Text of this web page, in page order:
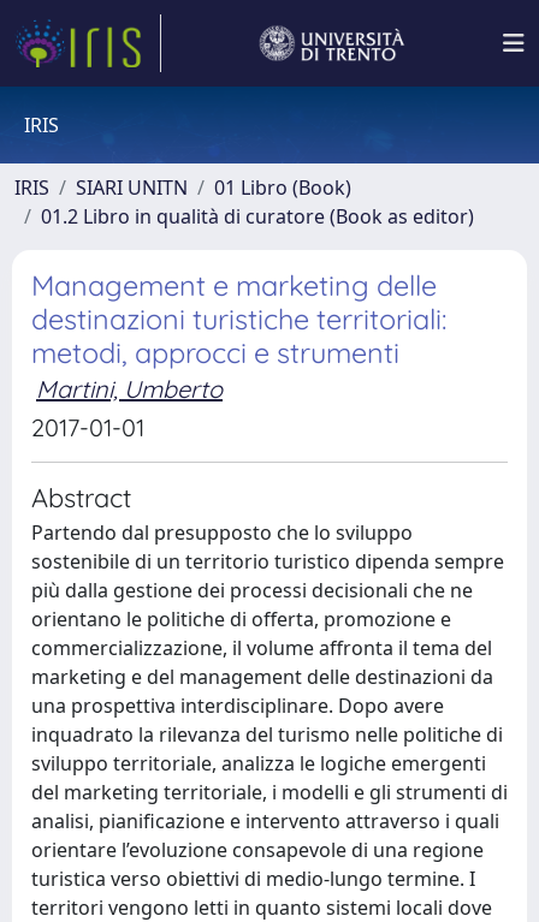
IRIS
IRIS SIARI UNITN
01 Libro (Book)
01.2 Libro in qualità di curatore (Book as editor)
Management e marketing delle
destinazioni turistiche territoriali:
metodi, approcci e strumenti
Martini, Umberto
2017-01-01
Abstract
Partendo dal presupposto che lo sviluppo
sostenibile di un territorio turistico dipenda sempre
più dalla gestione dei processi decisionali che ne
orientano le politiche di offerta, promozione e
commercializzazione, il volume affronta il tema del
marketing e del management delle destinazioni da
una prospettiva interdisciplinare. Dopo avere
inquadrato la rilevanza del turismo nelle politiche di
sviluppo territoriale, analizza le logiche emergenti
del marketing territoriale, i modelli e gli strumenti di
analisi, pianificazione e intervento attraverso i quali
orientare l’evoluzione consapevole di una regione
turistica verso obiettivi di medio-lungo termine. I
territori vengono letti in quanto sistemi locali dove